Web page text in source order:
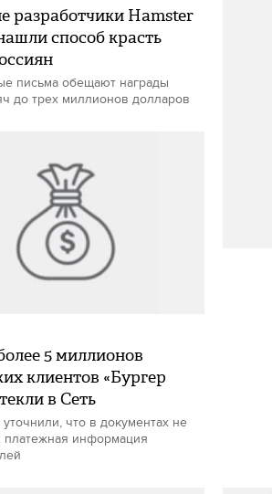
разработчики Hamster
способ красть
письма обещают награды
до трех миллионов долларов
5 миллионов
клиентов «Бургер
в Сеть
что в документах не
платежная информация